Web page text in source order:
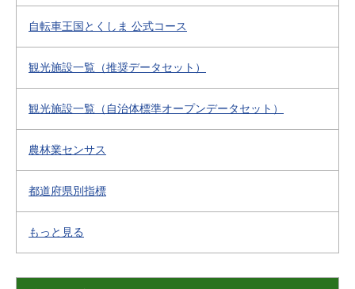
自転車王国とくしま 公式コース
観光施設一覧（推奨データセット）
観光施設一覧（自治体標準オープンデータセット）
農林業センサス
都道府県別指標
もっと見る